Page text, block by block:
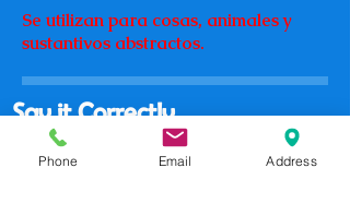
Se utilizan para cosas, animales y
sustantivos abstractos.
Say it Correctly
Address: 6917 S.W. 104 CT 33173
Phone Email Address